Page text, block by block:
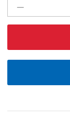
Emetteur
Récepteur
NRF24L01
quantité